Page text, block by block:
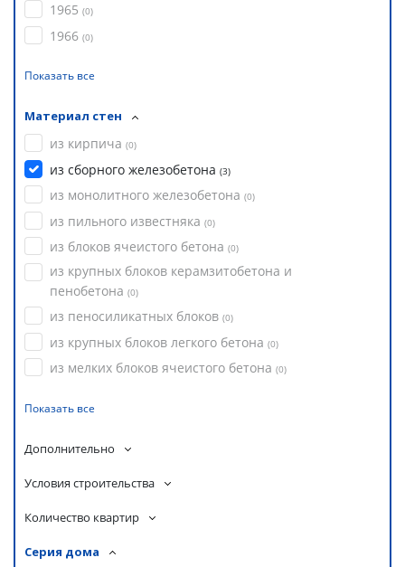
1965 (0)
1966 (0)
Показать все
Материал стен
из кирпича (0)
из сборного железобетона (3)
из монолитного железобетона (0)
из пильного известняка (0)
из блоков ячеистого бетона (0)
из крупных блоков керамзитобетона и
пенобетона (0)
из пеносиликатных блоков (0)
из крупных блоков легкого бетона (0)
из мелких блоков ячеистого бетона (0)
Показать все
Дополнительно
Условия строительства
Количество квартир
Серия дома